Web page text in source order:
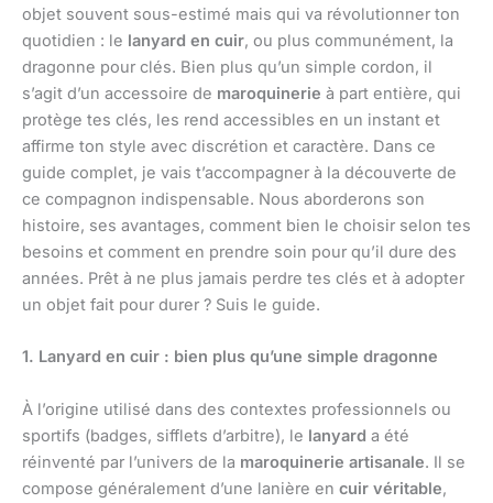
objet souvent sous-estimé mais qui va révolutionner ton
quotidien : le lanyard en cuir, ou plus communément, la
dragonne pour clés. Bien plus qu’un simple cordon, il
s’agit d’un accessoire de maroquinerie à part entière, qui
protège tes clés, les rend accessibles en un instant et
affirme ton style avec discrétion et caractère. Dans ce
guide complet, je vais t’accompagner à la découverte de
ce compagnon indispensable. Nous aborderons son
histoire, ses avantages, comment bien le choisir selon tes
besoins et comment en prendre soin pour qu’il dure des
années. Prêt à ne plus jamais perdre tes clés et à adopter
un objet fait pour durer ? Suis le guide.
1. Lanyard en cuir : bien plus qu’une simple dragonne
À l’origine utilisé dans des contextes professionnels ou
sportifs (badges, sifflets d’arbitre), le lanyard a été
réinventé par l’univers de la maroquinerie artisanale. Il se
compose généralement d’une lanière en cuir véritable,